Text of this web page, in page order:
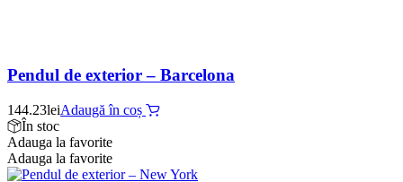
Pendul de exterior – Barcelona
144.23leiAdaugă în coș
În stoc
Adauga la favorite
Adauga la favorite